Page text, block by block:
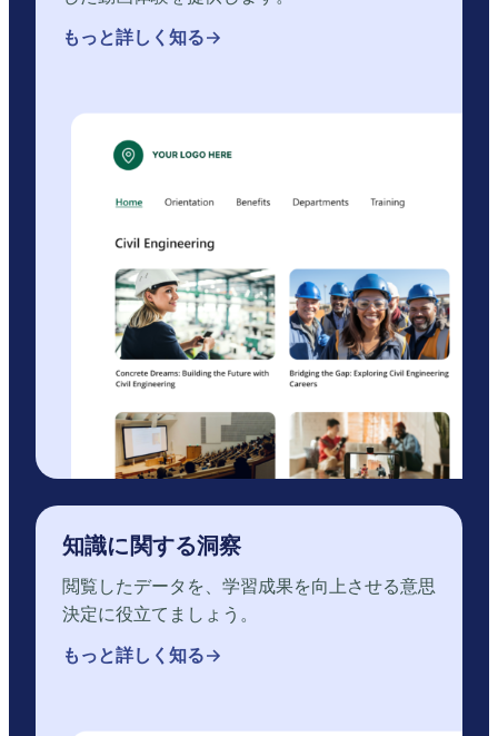
もっと詳しく知る
知識に関する洞察
閲覧したデータを、学習成果を向上させる意思
決定に役立てましょう。
もっと詳しく知る